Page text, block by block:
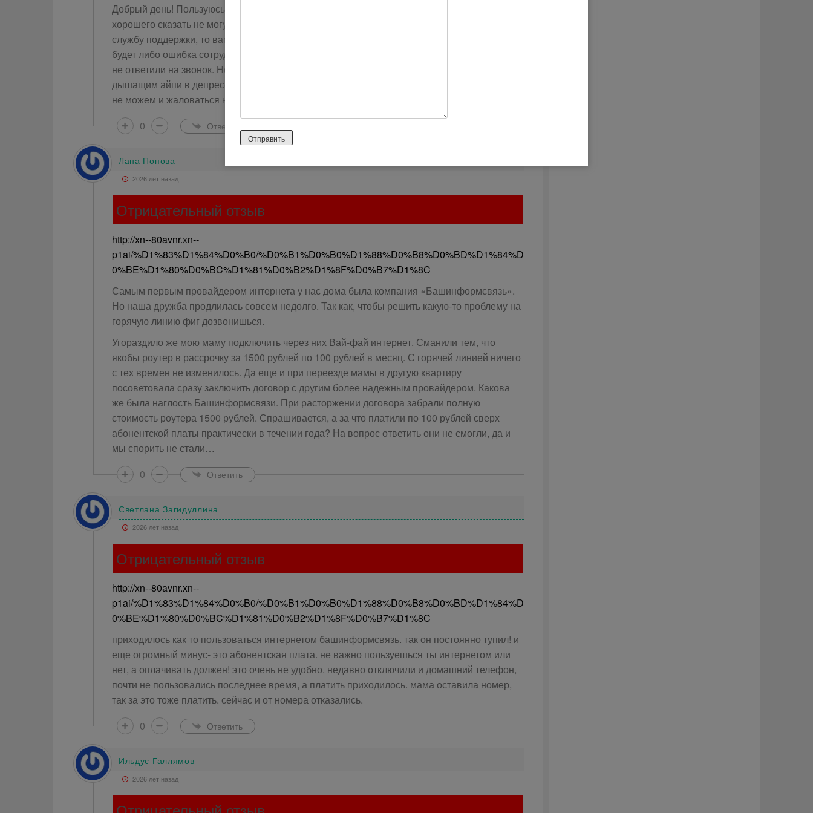
Добрый день! Пользуюсь их интернетом и IP телевидением длительное время и ничего
хорошего сказать не могу. постоянные обрывы связи, слабый вай фай. Если позвоните в
службу поддержки, то вам назначат выезд техника. Который, поверьте, не приедет. Это
будет либо ошибка сотрудника, который принял заявку, либо вам не позвонят и скажут, что
не ответили на звонок. Но это ещё не всё, выезд переносят на 2 недели и вы сидите с еле
дышащим айпи в депрессии. Потому что на горячей линии вам скажут, что ничем помочь
не можем и жаловаться некому. Увы и ах
0
Ответить
Лана Попова
2026 лет назад
Отрицательный отзыв
http://xn--80avnr.xn--
p1ai/%D1%83%D1%84%D0%B0/%D0%B1%D0%B0%D1%88%D0%B8%D0%BD%D1%84%D
0%BE%D1%80%D0%BC%D1%81%D0%B2%D1%8F%D0%B7%D1%8C
Самым первым провайдером интернета у нас дома была компания «Башинформсвязь».
Но наша дружба продлилась совсем недолго. Так как, чтобы решить какую-то проблему на
горячую линию фиг дозвонишься.
Угораздило же мою маму подключить через них Вай-фай интернет. Сманили тем, что
якобы роутер в рассрочку за 1500 рублей по 100 рублей в месяц. С горячей линией ничего
с тех времен не изменилось. Да еще и при переезде мамы в другую квартиру
посоветовала сразу заключить договор с другим более надежным провайдером. Какова
же была наглость Башинформсвязи. При расторжении договора забрали полную
стоимость роутера 1500 рублей. Спрашивается, а за что платили по 100 рублей сверх
абонентской платы практически в течении года? На вопрос ответить они не смогли, да и
мы спорить не стали…
0
Ответить
Светлана Загидуллина
2026 лет назад
Отрицательный отзыв
http://xn--80avnr.xn--
p1ai/%D1%83%D1%84%D0%B0/%D0%B1%D0%B0%D1%88%D0%B8%D0%BD%D1%84%D
0%BE%D1%80%D0%BC%D1%81%D0%B2%D1%8F%D0%B7%D1%8C
приходилось как то пользоваться интернетом башинформсвязь. так он постоянно тупил! и
еще огромный минус- это абонентская плата. не важно пользуешься ты интернетом или
нет, а оплачивать должен! это очень не удобно. недавно отключили и домашний телефон,
почти не пользовались последнее время, а платить приходилось. мама оставила номер,
так за это тоже платить. сейчас и от номера отказались.
0
Ответить
Ильдус Галлямов
2026 лет назад